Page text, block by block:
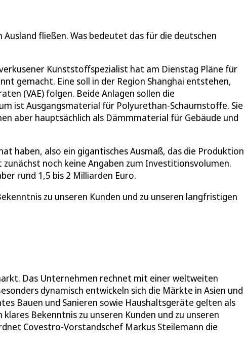
fließen. Was bedeutet das für die deutschen
Kunststoffspezialist hat am Dienstag Pläne für
gemacht. Eine soll in der Region Shanghai entstehen,
(VAE) folgen. Beide Anlagen sollen die
ist Ausgangsmaterial für Polyurethan-Schaumstoffe. Sie
aber hauptsächlich als Dämmmaterial für Gebäude und
haben, also ein gigantisches Ausmaß, das die Produktion
noch keine Angaben zum Investitionsvolumen.
rund 1,5 bis 2 Milliarden Euro.
zu unseren Kunden und zu unseren langfristigen
Das Unternehmen rechnet mit einer weltweiten
dynamisch entwickeln sich die Märkte in Asien und
Bauen und Sanieren sowie Haushaltsgeräte gelten als
Bekenntnis zu unseren Kunden und zu unseren
Covestro-Vorstandschef Markus Steilemann die